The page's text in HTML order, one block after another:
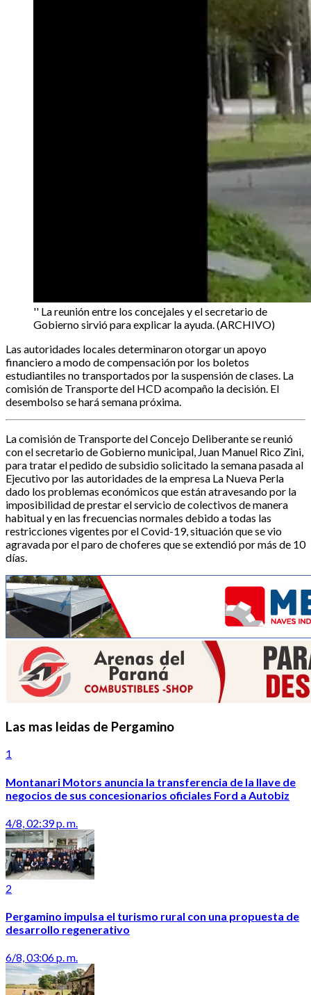
'' La reunión entre los concejales y el secretario de
Gobierno sirvió para explicar la ayuda. (ARCHIVO)
Las autoridades locales determinaron otorgar un apoyo
financiero a modo de compensación por los boletos
estudiantiles no transportados por la suspensión de clases. La
comisión de Transporte del HCD acompaño la decisión. El
desembolso se hará semana próxima.
La comisión de Transporte del Concejo Deliberante se reunió
con el secretario de Gobierno municipal, Juan Manuel Rico Zini,
para tratar el pedido de subsidio solicitado la semana pasada al
Ejecutivo por las autoridades de la empresa La Nueva Perla
dado los problemas económicos que están atravesando por la
imposibilidad de prestar el servicio de colectivos de manera
habitual y en las frecuencias normales debido a todas las
restricciones vigentes por el Covid-19, situación que se vio
agravada por el paro de choferes que se extendió por más de 10
días.
Las mas leidas de Pergamino
1
Montanari Motors anuncia la transferencia de la llave de
negocios de sus concesionarios oficiales Ford a Autobiz
4/8, 02:39 p. m.
2
Pergamino impulsa el turismo rural con una propuesta de
desarrollo regenerativo
6/8, 03:06 p. m.